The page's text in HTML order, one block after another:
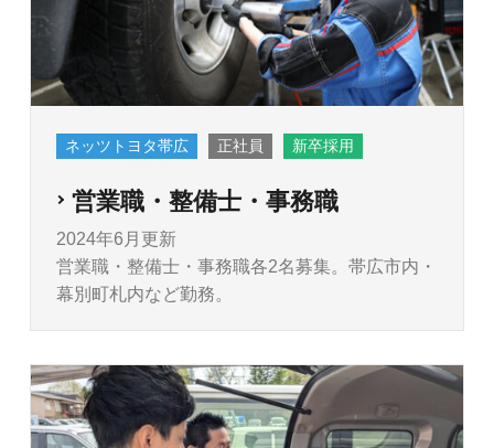
ネッツトヨタ帯広 正社員 新卒採用
営業職・整備士・事務職
2024年6月更新
営業職・整備士・事務職各2名募集。帯広市内・
幕別町札内など勤務。